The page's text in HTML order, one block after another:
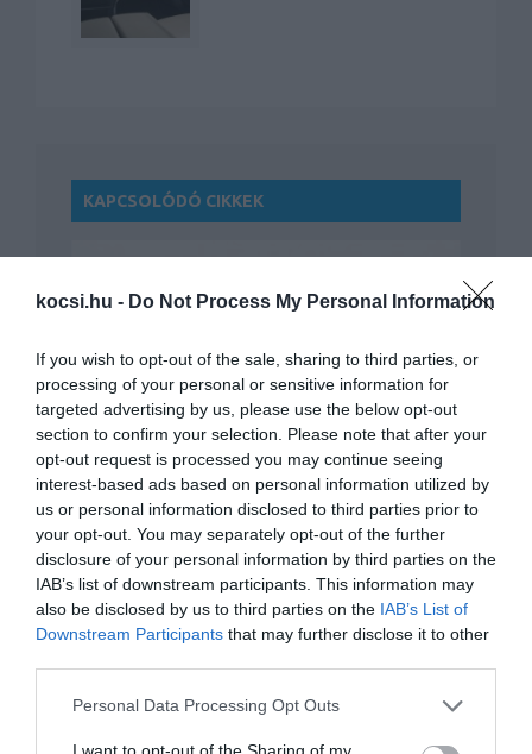
kocsi.hu - Do Not Process My Personal Information
If you wish to opt-out of the sale, sharing to third parties, or
processing of your personal or sensitive information for
targeted advertising by us, please use the below opt-out
section to confirm your selection. Please note that after your
opt-out request is processed you may continue seeing
interest-based ads based on personal information utilized by
us or personal information disclosed to third parties prior to
your opt-out. You may separately opt-out of the further
disclosure of your personal information by third parties on the
IAB’s list of downstream participants. This information may
also be disclosed by us to third parties on the IAB’s List of
Downstream Participants that may further disclose it to other
Please note that this website/app uses one or more Google
not limited to your visit or usage behaviour. You may click to
Personal Data Processing Opt Outs
I want to opt-out of the Sharing of my
KAPCSOLÓDÓ CIKKEK
Tesla negyedmillió euróért? Már ilyen is
van!
Tesla-teherautó: halasztják a bemutatást